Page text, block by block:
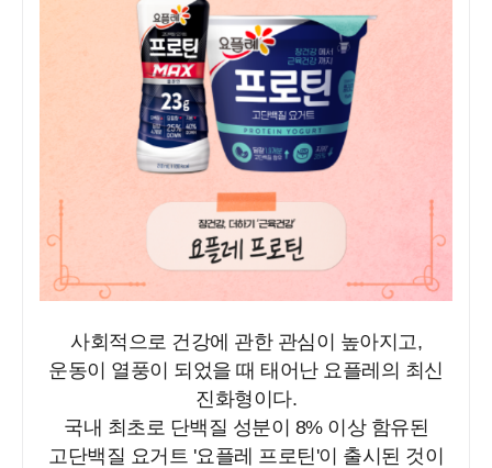
사회적으로 건강에 관한 관심이 높아지고,
운동이 열풍이 되었을 때 태어난 요플레의 최신
진화형이다.
국내 최초로 단백질 성분이 8% 이상 함유된
고단백질 요거트 '요플레 프로틴'이 출시된 것이